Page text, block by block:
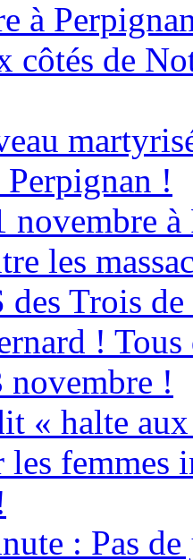
à
côtés de
!
à
les
des Trois
!
!
« halte
les femmes
: Pas